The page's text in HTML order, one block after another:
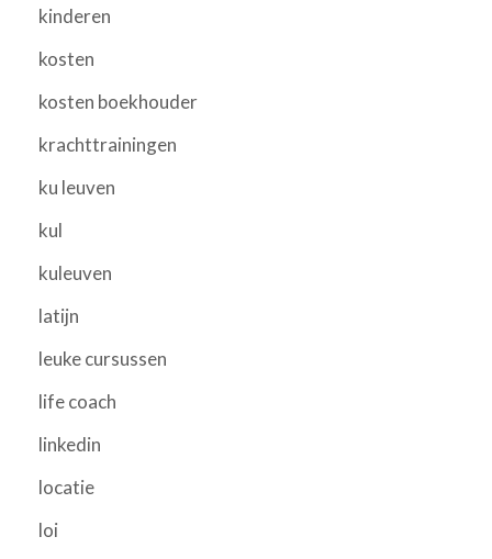
kinderen
kosten
kosten boekhouder
krachttrainingen
ku leuven
kul
kuleuven
latijn
leuke cursussen
life coach
linkedin
locatie
loi